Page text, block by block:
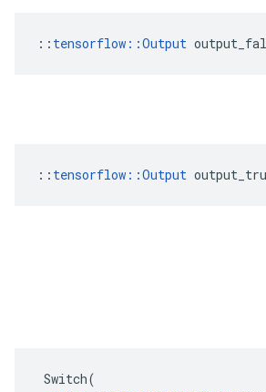
:: tensorflow::Output
:: tensorflow::Output
Switch(